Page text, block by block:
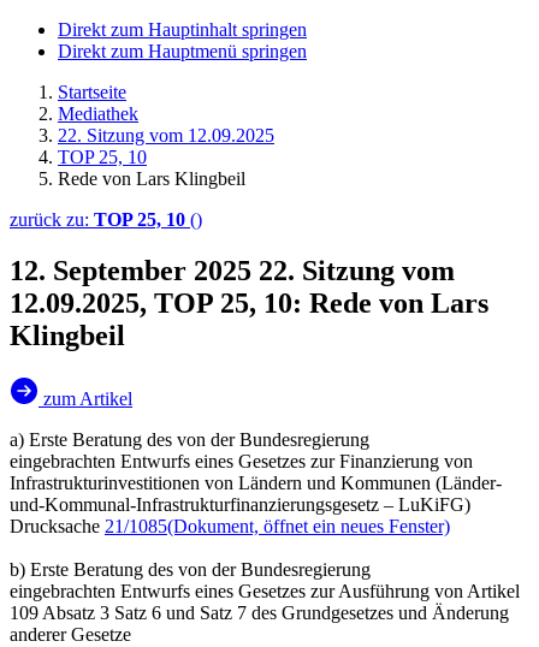
Direkt zum Hauptinhalt springen
Direkt zum Hauptmenü springen
Startseite
Mediathek
22. Sitzung vom 12.09.2025
TOP 25, 10
Rede von Lars Klingbeil
zurück zu: TOP 25, 10 ()
12. September 2025 22. Sitzung vom
12.09.2025, TOP 25, 10: Rede von Lars
Klingbeil
zum Artikel
a) Erste Beratung des von der Bundesregierung
eingebrachten Entwurfs eines Gesetzes zur Finanzierung von
Infrastrukturinvestitionen von Ländern und Kommunen (Länder-
und-Kommunal-Infrastrukturfinanzierungsgesetz – LuKiFG)
Drucksache 21/1085(Dokument, öffnet ein neues Fenster)
b) Erste Beratung des von der Bundesregierung
eingebrachten Entwurfs eines Gesetzes zur Ausführung von Artikel
109 Absatz 3 Satz 6 und Satz 7 des Grundgesetzes und Änderung
anderer Gesetze